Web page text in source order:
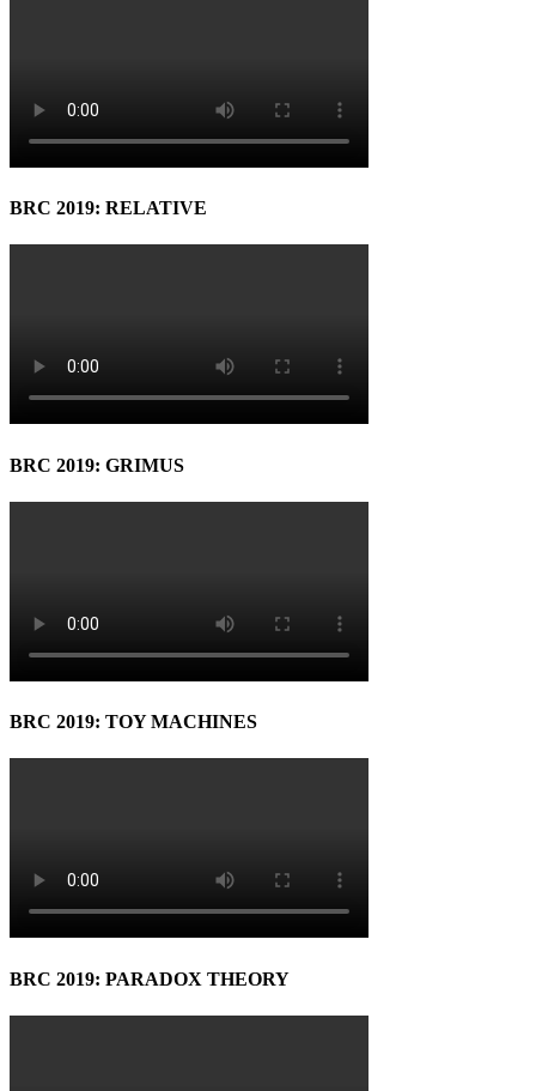
BRC 2019: RELATIVE
BRC 2019: GRIMUS
BRC 2019: TOY MACHINES
BRC 2019: PARADOX THEORY